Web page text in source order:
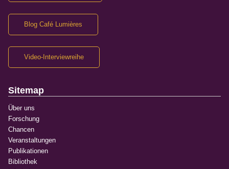
Blog Café Lumières
Video-Interviewreihe
Sitemap
Über uns
Forschung
Chancen
Veranstaltungen
Publikationen
Bibliothek